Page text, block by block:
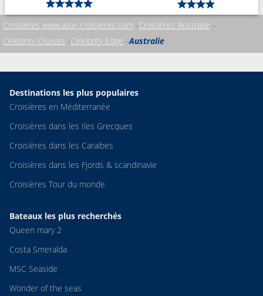
Croisières www.azur-croisieres.com Croisières Australie
Celebrity Cruises Celebrity Edge Australie
Destinations les plus populaires
Croisières en Méditerranée
Croisières dans les Iles Grecques
Croisières dans les Caraibes
Croisières dans les Fjords & scandinavie
Croisières Tour du monde
Bateaux les plus recherchés
Queen mary 2
Costa Smeralda
MSC Seaside
Wonder of the seas